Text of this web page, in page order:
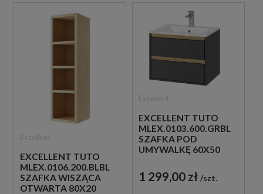
EXCELLENT TUTO
MLEX.0106.200.BLBL
SZAFKA WISZĄCA
OTWARTA 80X20
EXCELLENT TUTO
MLEX.0103.600.GRBL
SZAFKA POD
UMYWALKĘ 60X50
1 299,00 zł szt.